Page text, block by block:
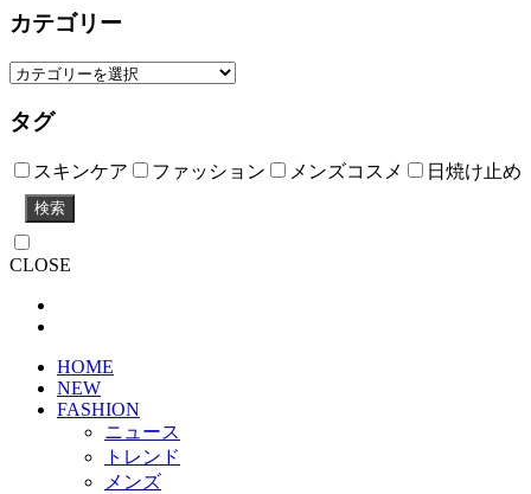
カテゴリー
タグ
スキンケア ファッション メンズコスメ 日焼け止め
検索
CLOSE
HOME
NEW
FASHION
ニュース
トレンド
メンズ